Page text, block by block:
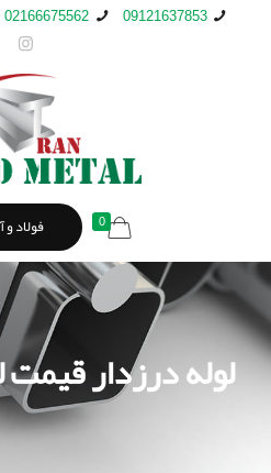
09121637853
02166675562
0 فولاد
لوله درزدار قیمت